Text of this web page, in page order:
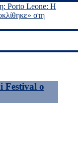
Porto Leone: Η
στη
Festival o